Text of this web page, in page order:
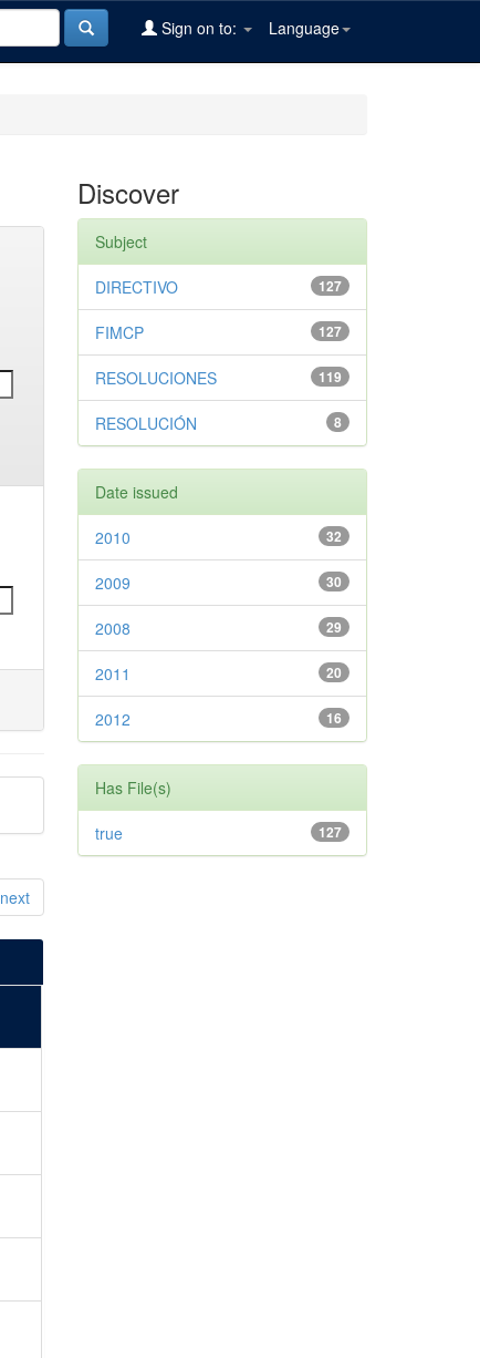
Language
Sign on to:
next
Discover
Subject
127
DIRECTIVO
127
FIMCP
119
RESOLUCIONES
8
RESOLUCIÓN
Date issued
32
2010
30
2009
29
2008
20
2011
16
2012
Has File(s)
127
true